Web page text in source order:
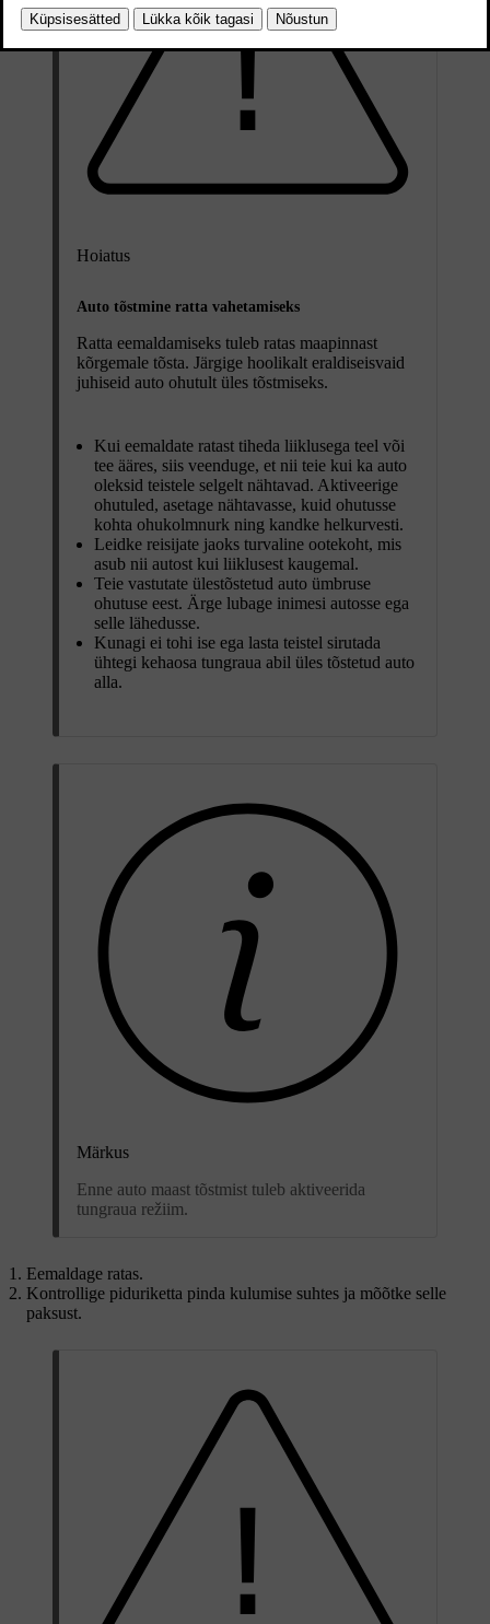
Hoiatus
Auto tõstmine ratta vahetamiseks
Ratta eemaldamiseks tuleb ratas maapinnast
kõrgemale tõsta. Järgige hoolikalt eraldiseisvaid
juhiseid auto ohutult üles tõstmiseks.
Kui eemaldate ratast tiheda liiklusega teel või
tee ääres, siis veenduge, et nii teie kui ka auto
oleksid teistele selgelt nähtavad. Aktiveerige
ohutuled, asetage nähtavasse, kuid ohutusse
kohta ohukolmnurk ning kandke helkurvesti.
Leidke reisijate jaoks turvaline ootekoht, mis
asub nii autost kui liiklusest kaugemal.
Teie vastutate ülestõstetud auto ümbruse
ohutuse eest. Ärge lubage inimesi autosse ega
selle lähedusse.
Kunagi ei tohi ise ega lasta teistel sirutada
ühtegi kehaosa tungraua abil üles tõstetud auto
alla.
Märkus
Enne auto maast tõstmist tuleb aktiveerida
tungraua režiim.
Eemaldage ratas.
Kontrollige piduriketta pinda kulumise suhtes ja mõõtke selle
paksust.